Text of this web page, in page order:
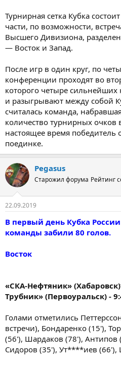
Турнирная сетка Кубка
части, по возможности,
Высшего Дивизиона,
— Восток и Запад.
После игр в один круг, по
конференции проходят во
которого четыре
и разыгрывают между собой
считалась команда,
количество турнирных очков
настоящее время победитель
поединке.
Pegasus
Старожил форума Рейтинг
22.09.2019
В первый день Кубка
команды забили 80 голов.
Восток
«СКА-Нефтяник»
Трубник» (Первоуральск) -
Голами отметились
встречи), Бондаренко (15'),
(56'), Шардаков (78'),
Сидоров (35'), Ут****иев (66'),